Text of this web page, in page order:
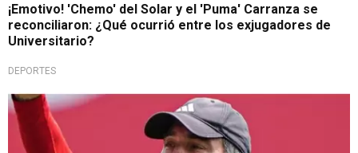
¡Emotivo! 'Chemo' del Solar y el 'Puma' Carranza se
reconciliaron: ¿Qué ocurrió entre los exjugadores de
Universitario?
DEPORTES
¡Picante!